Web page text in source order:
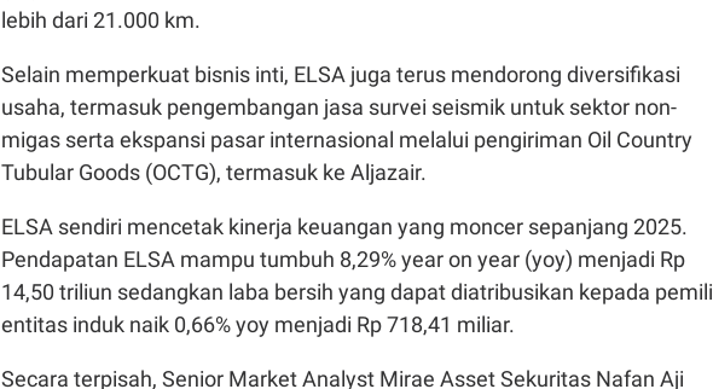
lebih dari 21.000 km.
Selain memperkuat bisnis inti, ELSA juga terus mendorong diversifikasi
usaha, termasuk pengembangan jasa survei seismik untuk sektor non-
migas serta ekspansi pasar internasional melalui pengiriman Oil Country
Tubular Goods (OCTG), termasuk ke Aljazair.
ELSA sendiri mencetak kinerja keuangan yang moncer sepanjang 2025.
Pendapatan ELSA mampu tumbuh 8,29% year on year (yoy) menjadi Rp
14,50 triliun sedangkan laba bersih yang dapat diatribusikan kepada
entitas induk naik 0,66% yoy menjadi Rp 718,41 miliar.
Secara terpisah, Senior Market Analyst Mirae Asset Sekuritas Nafan Aji